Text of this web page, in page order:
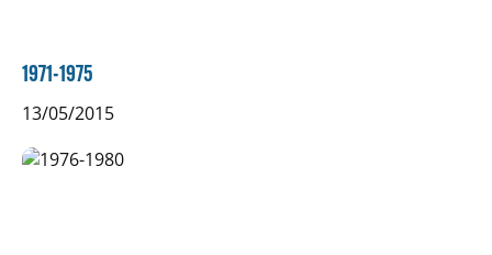
1971-1975
13/05/2015